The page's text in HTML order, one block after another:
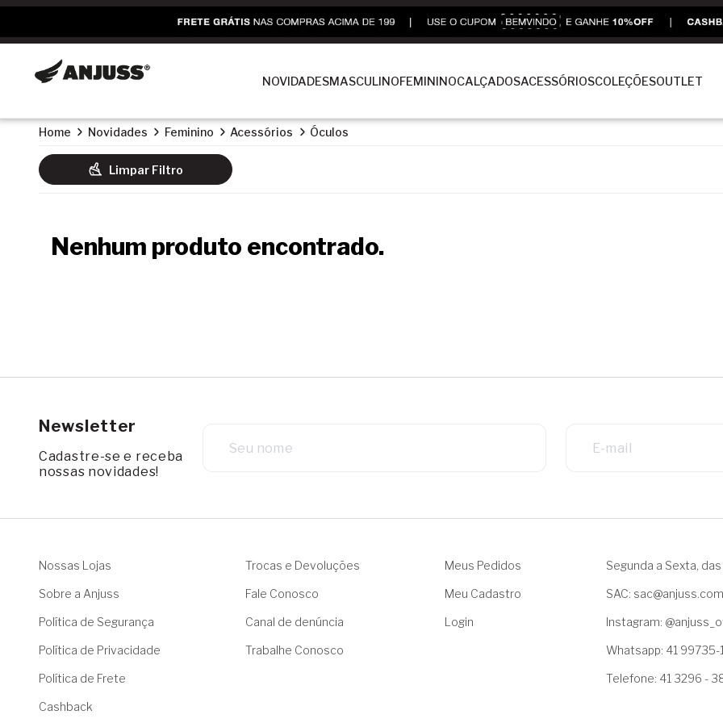
NOVIDADESMASCULINOFEMININOCALÇADOSACESSÓRIOSCOLEÇÕESOUTLET
Home Novidades Feminino Acessórios Óculos
Limpar Filtro
Nenhum produto encontrado.
Newsletter
Cadastre-se e receba
nossas novidades!
Nossas Lojas
Sobre a Anjuss
Política de Segurança
Política de Privacidade
Política de Frete
Cashback
Trocas e Devoluções
Fale Conosco
Canal de denúncia
Trabalhe Conosco
Meus Pedidos
Meu Cadastro
Login
Segunda a Sexta, das
SAC: sac@anjuss.com
Instagram:
Whatsapp: 41 99735-
Telefone: 41 3296 -